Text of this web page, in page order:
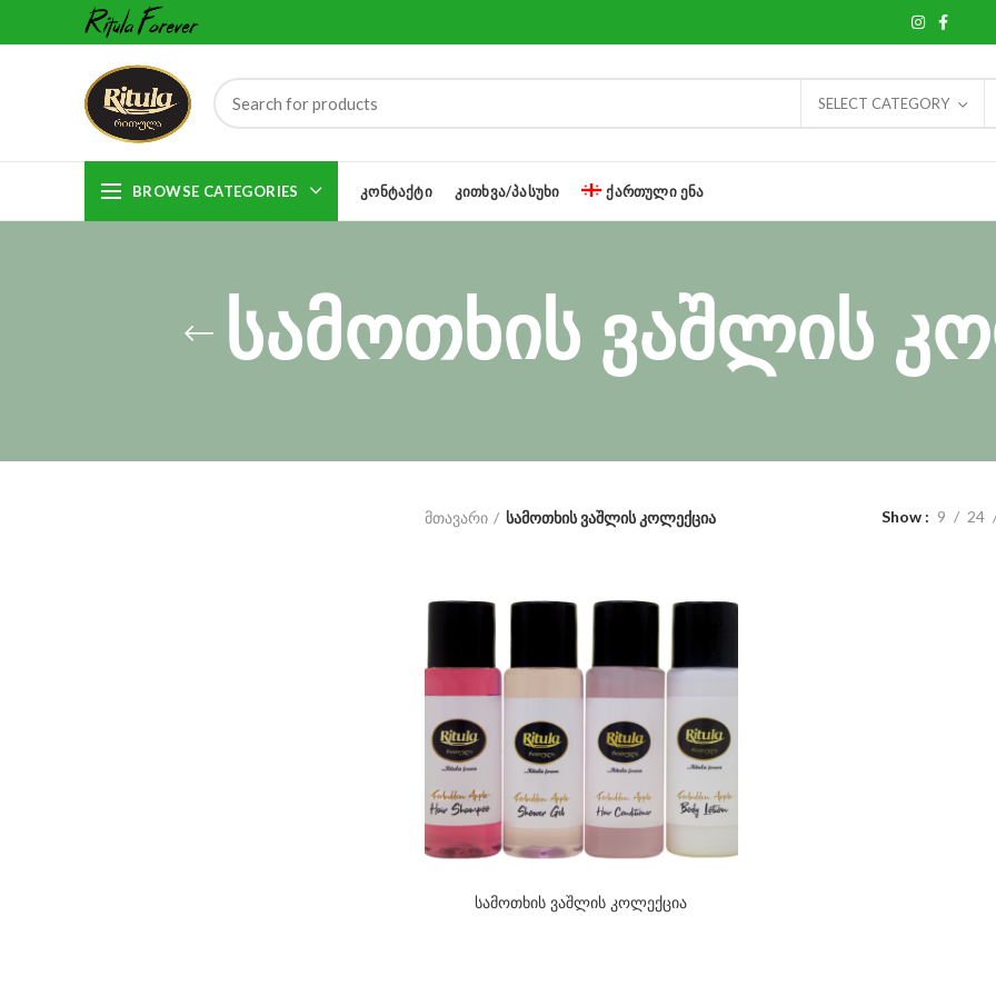
SELECT CATEGORY
BROWSE CATEGORIES ᲙᲝᲜᲢᲐᲥᲢᲘ ᲙᲘᲗᲮᲕᲐ/ᲞᲐᲡᲣᲮᲘ ᲥᲐᲠᲗᲣᲚᲘ ᲔᲜᲐ
სამოთხის ვაშლის
მთავარი სამოთხის ვაშლის კოლექცია Show 9 24
სამოთხის ვაშლის კოლექცია